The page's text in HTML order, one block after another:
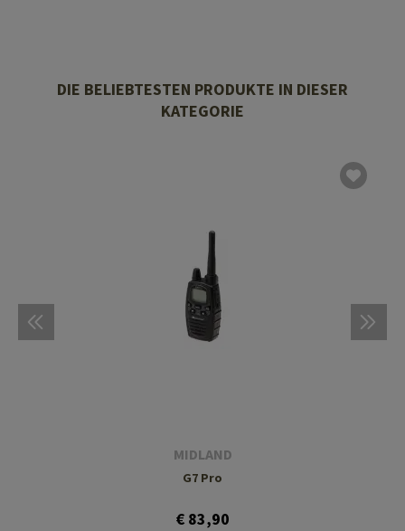
DIE BELIEBTESTEN PRODUKTE IN DIESER
KATEGORIE
MIDLAND
G7 Pro
€ 83,90